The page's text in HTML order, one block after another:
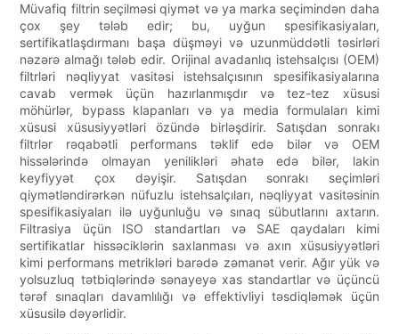
Müvafiq filtrin seçilməsi qiymət və ya marka seçimindən daha
çox şey tələb edir; bu, uyğun spesifikasiyaları,
sertifikatlaşdırmanı başa düşməyi və uzunmüddətli təsirləri
nəzərə almağı tələb edir. Orijinal avadanlıq istehsalçısı (OEM)
filtrləri nəqliyyat vasitəsi istehsalçısının spesifikasiyalarına
cavab vermək üçün hazırlanmışdır və tez-tez xüsusi
möhürlər, bypass klapanları və ya media formulaları kimi
xüsusi xüsusiyyətləri özündə birləşdirir. Satışdan sonrakı
filtrlər rəqabətli performans təklif edə bilər və OEM
hissələrində olmayan yenilikləri əhatə edə bilər, lakin
keyfiyyət çox dəyişir. Satışdan sonrakı seçimləri
qiymətləndirərkən nüfuzlu istehsalçıları, nəqliyyat vasitəsinin
spesifikasiyaları ilə uyğunluğu və sınaq sübutlarını axtarın.
Filtrasiya üçün ISO standartları və SAE qaydaları kimi
sertifikatlar hissəciklərin saxlanması və axın xüsusiyyətləri
kimi performans metrikləri barədə zəmanət verir. Ağır yük və
yolsuzluq tətbiqlərində sənayeyə xas standartlar və üçüncü
tərəf sınaqları davamlılığı və effektivliyi təsdiqləmək üçün
xüsusilə dəyərlidir.